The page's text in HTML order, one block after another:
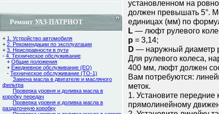
Ремонт УАЗ-ПАТРИОТ
+ 1. Устройство автомобиля
+ 2. Рекомендации по эксплуатации
+ 3. Неисправности в пути
- 4. Техническое обслуживание
+ Общие положения
+ Ежедневное обслуживание (ЕО)
- Техническое обслуживание (ТО-1)
Замена масла в двигателе и масляного
фильтра
Проверка уровня и доливка масла в
коробку передач
Проверка уровня и доливка масла в
раздаточную коробку
установленном на
должен превышать 5°.
единицах (мм) по
L — люфт рулевого
p = 3,14;
D — наружный диаметр
Для рулевого колеса,
400 мм, люфт должен
Вам потребуются:
меток.
1. Установите
прямолинейному